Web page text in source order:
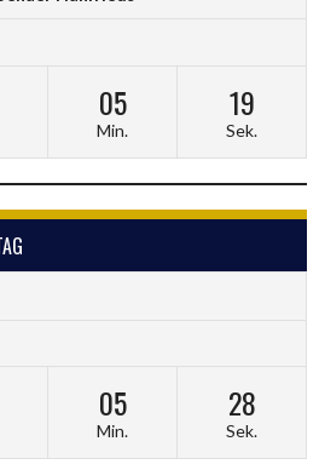
05
Min.
19
Sek.
05
Min.
28
Sek.